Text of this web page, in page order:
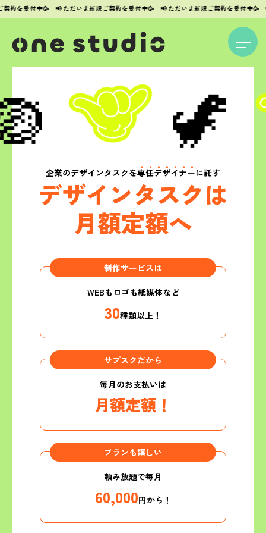
約を受付中🥳 📢 ただいま新規ご契約を受付中🥳 📢 ただいま新規ご契約を受付中🥳 📢
🦖
企業のデザインタスクを専任デザイナーに託す
デザインタスクは
月額定額へ
制作サービスは
WEBもロゴも紙媒体など
30種類以上！
サブスクだから
毎月のお支払いは
月額定額！
プランも嬉しい
頼み放題で毎月
60,000円から！